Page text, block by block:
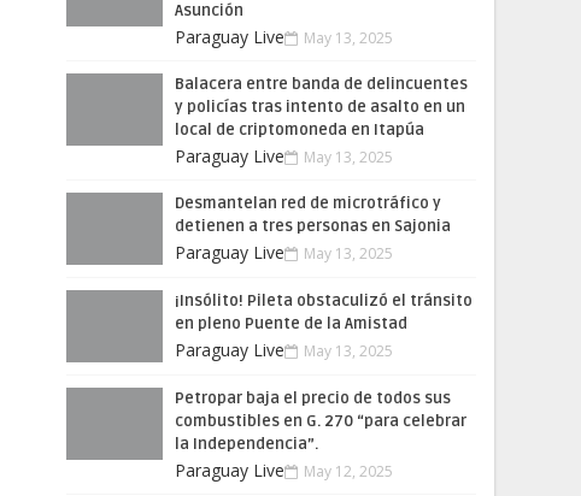
Asunción
Paraguay Live May 13, 2025
Balacera entre banda de delincuentes
y policías tras intento de asalto en un
local de criptomoneda en Itapúa
Paraguay Live May 13, 2025
Desmantelan red de microtráfico y
detienen a tres personas en Sajonia
Paraguay Live May 13, 2025
¡Insólito! Pileta obstaculizó el tránsito
en pleno Puente de la Amistad
Paraguay Live May 13, 2025
Petropar baja el precio de todos sus
combustibles en G. 270 “para celebrar
la Independencia”.
Paraguay Live May 12, 2025